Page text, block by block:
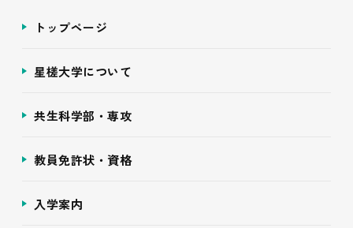
トップページ
星槎大学について
共生科学部・専攻
教員免許状・資格
入学案内